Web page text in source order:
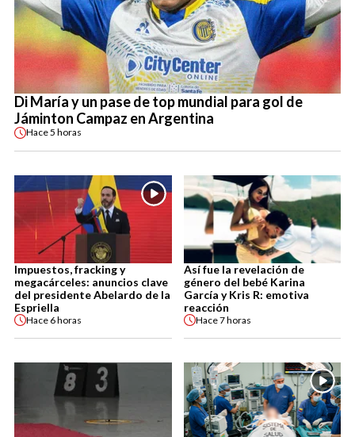
Di María y un pase de top mundial para gol de
Jáminton Campaz en Argentina
Hace5 horas
Impuestos, fracking y
megacárceles: anuncios clave
del presidente Abelardo de la
Espriella
Hace 6 horas
Así fue la revelación de
género del bebé Karina
García y Kris R: emotiva
reacción
Hace7 horas